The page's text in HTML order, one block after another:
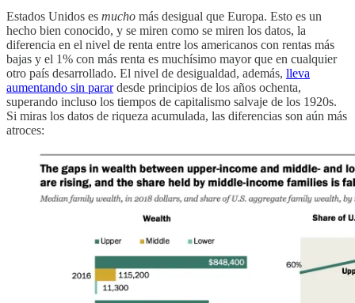
Estados Unidos es mucho más desigual que Europa. Esto es un
hecho bien conocido, y se miren como se miren los datos, la
diferencia en el nivel de renta entre los americanos con rentas más
bajas y el 1% con más renta es muchísimo mayor que en cualquier
otro país desarrollado. El nivel de desigualdad, además, lleva
aumentando sin parardesde principios de los años ochenta,
superando incluso los tiempos de capitalismo salvaje de los 1920s.
Si miras los datos de riqueza acumulada, las diferencias son aún más
atroces: